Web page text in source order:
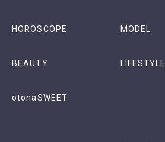
HOROSCOPE MODEL
BEAUTY LIFESTYLE
otonaSWEET